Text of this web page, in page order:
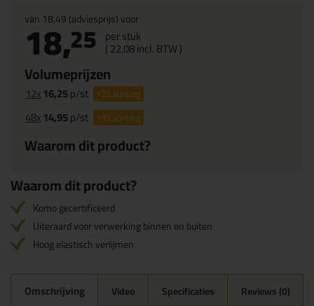
van 18,49(adviesprijs) voor
18,25 per stuk
(22,08incl. BTW )
Volumeprijzen
12x16,25p/st 12%korting
48x14,95p/st 19%korting
Waarom dit product?
Waarom dit product?
Komo gecertificeerd
Uiteraard voor verwerking binnen en buiten
Hoog elastisch verlijmen
Omschrijving Video Specificaties Reviews (0)